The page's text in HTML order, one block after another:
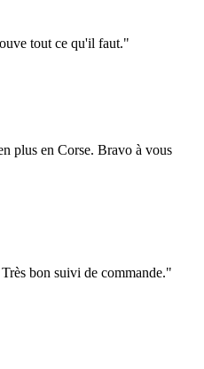
tout ce qu'il faut."
plus en Corse. Bravo à vous
bon suivi de commande."